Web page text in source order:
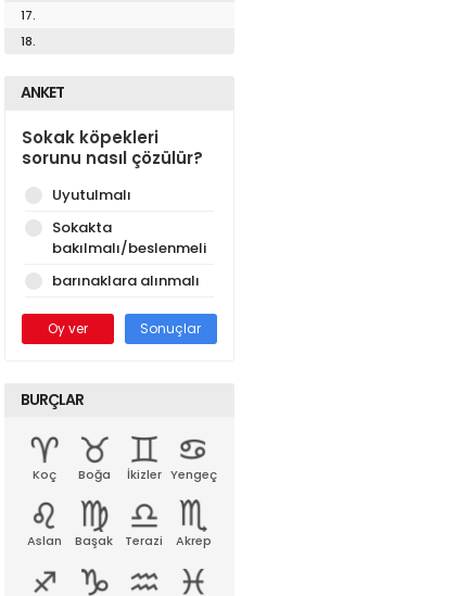
17.
18.
ANKET
Sokak köpekleri
sorunu nasıl çözülür?
Uyutulmalı
Sokakta
bakılmalı/beslenmeli
barınaklara alınmalı
Oy ver Sonuçlar
BURÇLAR
Koç Boğa İkizler Yengeç
Aslan Başak Terazi Akrep